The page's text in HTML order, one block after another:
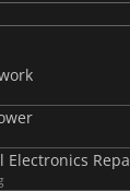
Electronics